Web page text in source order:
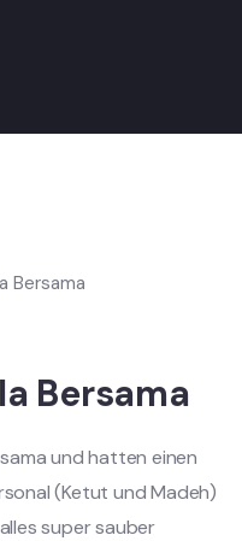
Bersama
Bersama
und hatten einen
(Ketut und Madeh)
super sauber